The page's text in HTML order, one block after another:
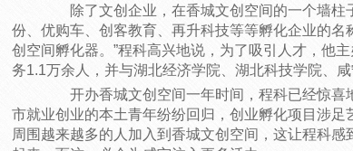
除了文创企业，在香城文创空间的一个墙柱
份、优购车、创客教育、再升科技等等孵化企业的名
创空间孵化器。”程科高兴地说，为了吸引人才，他
务1.1万余人，并与湖北经济学院、湖北科技学院、
开办香城文创空间一年时间，程科已经惊喜
市就业创业的本土青年纷纷回归，创业孵化项目涉足
周围越来越多的人加入到香城文创空间，这让程科